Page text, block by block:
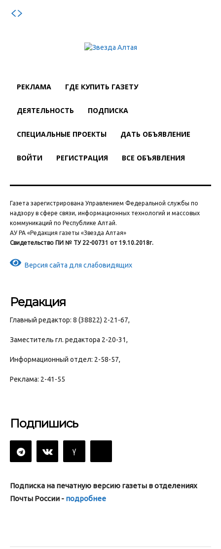
РЕКЛАМА ГДЕ КУПИТЬ ГАЗЕТУ
ДЕЯТЕЛЬНОСТЬ ПОДПИСКА
СПЕЦИАЛЬНЫЕ ПРОЕКТЫ ДАТЬ ОБЪЯВЛЕНИЕ
ВОЙТИ РЕГИСТРАЦИЯ ВСЕ ОБЪЯВЛЕНИЯ
Газета зарегистрирована Управлением Федеральной службы по
надзору в сфере связи, информационных технологий и массовых
коммуникаций по Республике Алтай.
АУ РА «Редакция газеты «Звезда Алтая»
Свидетельство ПИ № ТУ 22-00731 от 19.10.2018г.
Версия сайта для слабовидящих
Редакция
Главный редактор: 8 (38822) 2-21-67,
Заместитель гл. редактора 2-20-31,
Информационный отдел: 2-58-57,
Реклама: 2-41-55
Подпишись
Подписка на печатную версию газеты в отделениях
Почты России - подробнее